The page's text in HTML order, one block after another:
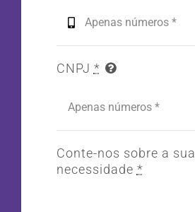
CNPJ *
Conte-nos sobre a sua
necessidade *